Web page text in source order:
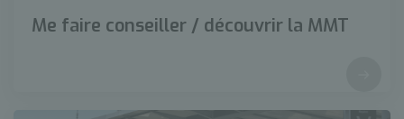
Me faire conseiller / découvrir la MMT